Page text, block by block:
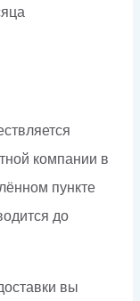
компании в
пункте
до
вы